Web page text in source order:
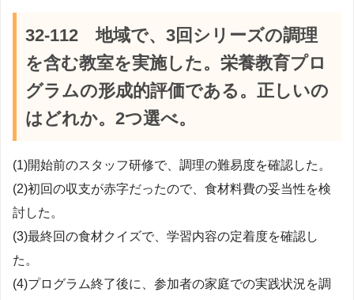
32-112 地域で、3回シリーズの調理
を含む教室を実施した。栄養教育プロ
グラムの形成的評価である。正しいの
はどれか。2つ選べ。
(1)開始前のスタッフ研修で、調理の難易度を確認した。
(2)初回の収支が赤字だったので、食材料費の妥当性を検
討した。
(3)最終回の食材クイズで、学習内容の定着度を確認し
た。
(4)プログラム終了後に、参加者の家庭での実践状況を調